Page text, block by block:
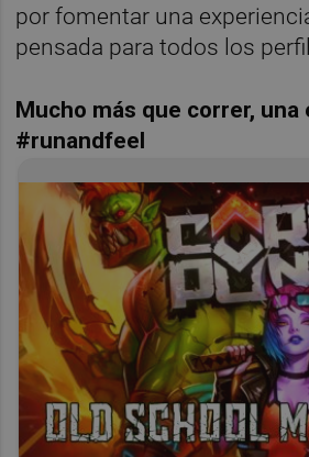
por fomentar una
pensada para todos los
Mucho más que correr, una
#runandfeel